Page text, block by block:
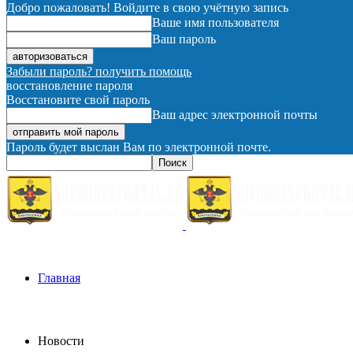
Добро пожаловать! Войдите в свою учётную запись
Ваше имя пользователя
Ваш пароль
Забыли пароль? получить помощь
восстановление пароля
Восстановите свой пароль
Ваш адрес электронной почты
Пароль будет выслан Вам по электронной почте.
Главная
Новости